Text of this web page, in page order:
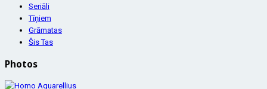
Seriāli
Tīņiem
Grāmatas
Šis Tas
Photos